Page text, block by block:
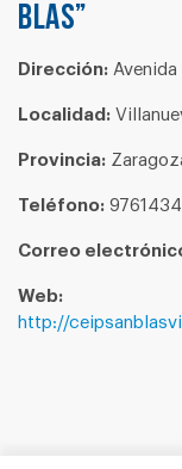
BLAS”
Dirección:
Localidad:
Provincia:
Teléfono:
Correo
Web:
http://